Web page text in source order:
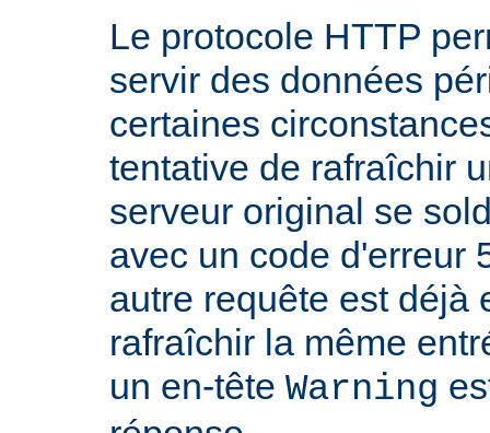
Le protocole HTTP
servir des données
certaines
tentative de rafraîchir
serveur original se
avec un code d'erreur
autre requête est déjà
rafraîchir la même
un en-tête Warning